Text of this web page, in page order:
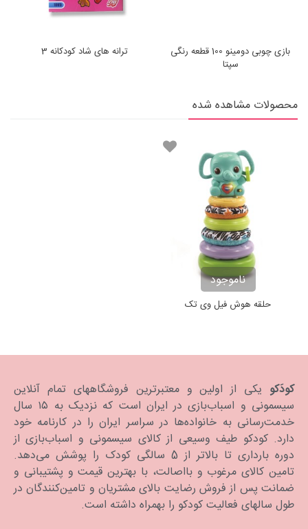
بازی چوبی دومینو 100 قطعه رنگی
سپتا
ترانه های شاد کودکانه 3
محصولات مشاهده شده
ناموجود
حلقه هوش فیل وی تک
کودَکو یکی از اولین و معتبرترین فروشگاههای تمام آنلاین
سیسمونی و اسباب‌بازی در ایران است که نزدیک به ۱۵ سال
خدمت‌رسانی به خانواده‌ها در سراسر ایران را در کارنامه خود
دارد. كودكو طیف وسیعی از کالای سیسمونی و اسباب‌بازی از
دوره بارداری تا بالاتر از 5 سالگی کودک را پوشش می‌دهد.
تامین کالای مرغوب و بااصالت، با بهترین قیمت و پشتیبانی و
ضمانت پس از فروش رضایت بالای مشتریان و تامین‌کنندگان در
طول سالهای فعالیت کودکو را بهمراه داشته است.